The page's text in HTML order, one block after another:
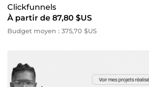
Clickfunnels
À partir de 87,80 $US
Budget moyen : 375,70 $US